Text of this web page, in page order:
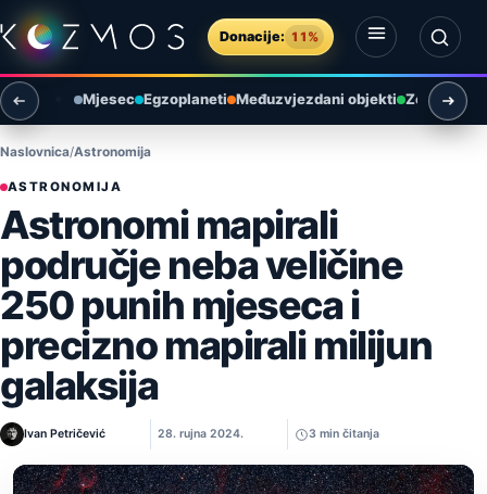
Preskoči na sadržaj
Donacije: 11%
Otvori izbornik
Otvori pretragu
Mjesec Egzoplaneti Međuzvjezdani objekti Zemlja i
Naslovnica Astronomija
ASTRONOMIJA
Astronomi mapirali
područje neba veličine
250 punih mjeseca i
precizno mapirali milijun
galaksija
Ivan Petričević 28. rujna 2024. 3 min čitanja